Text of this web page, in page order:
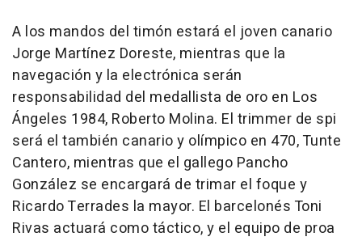
A los mandos del timón estará el joven canario
Jorge Martínez Doreste, mientras que la
navegación y la electrónica serán
responsabilidad del medallista de oro en Los
Ángeles 1984, Roberto Molina. El trimmer de spi
será el también canario y olímpico en 470, Tunte
Cantero, mientras que el gallego Pancho
González se encargará de trimar el foque y
Ricardo Terrades la mayor. El barcelonés Toni
Rivas actuará como táctico, y el equipo de proa